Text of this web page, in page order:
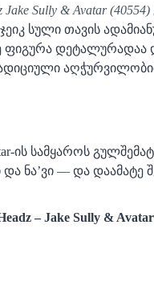
Jake Sully & Avatar (40554)
სული თავის
ფიგურა დეტალურადაა
ის სამყაროს
ნა’ვი — და დაამატე
– Jake Sully & Avatar